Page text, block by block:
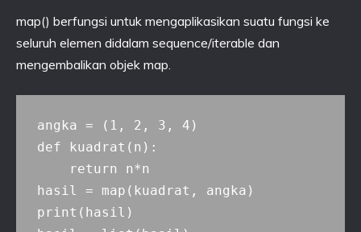
map() berfungsi untuk mengaplikasikan suatu fungsi ke
seluruh elemen didalam sequence/iterable dan
mengembalikan objek map.
angka = (1, 2, 3, 4)
def kuadrat(n):
return n*n
hasil = map(kuadrat, angka)
print(hasil)